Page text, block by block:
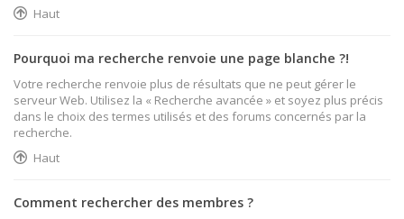
Haut
Pourquoi ma recherche renvoie une page blanche ?!
Votre recherche renvoie plus de résultats que ne peut gérer le
serveur Web. Utilisez la « Recherche avancée » et soyez plus précis
dans le choix des termes utilisés et des forums concernés par la
recherche.
Haut
Comment rechercher des membres ?